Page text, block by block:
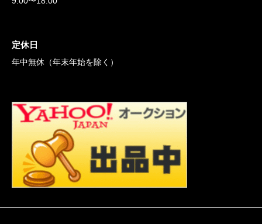
定休日
年中無休（年末年始を除く）